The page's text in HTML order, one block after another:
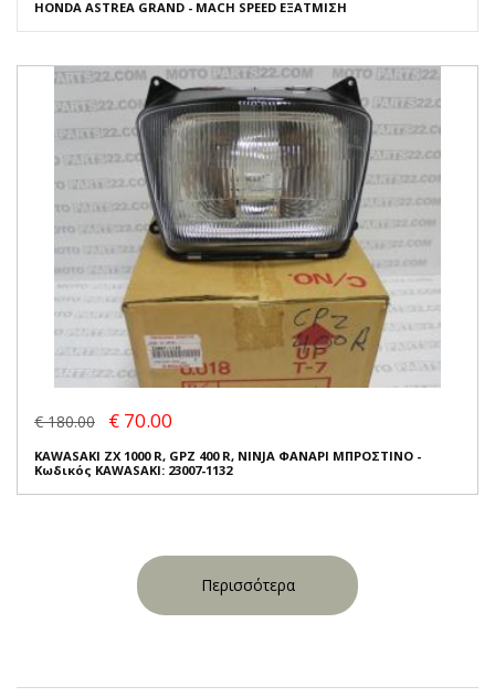
HONDA ASTREA GRAND - MACH SPEED ΕΞΑΤΜΙΣΗ
€ 180.00 € 70.00
KAWASAKI ZX 1000 R, GPZ 400 R, NINJA ΦΑΝΑΡΙ ΜΠΡΟΣΤΙΝΟ -
Κωδικός KAWASAKI: 23007-1132
Περισσότερα